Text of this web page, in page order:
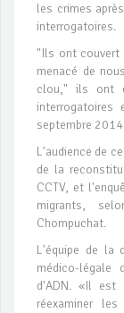
les crimes
interrogatoires.
"Ils ont couvert
menacé de
clou," ils ont
septembre
L'audience de
de la
CCTV, et
migrants,
Chompuchat.
L'équipe de la
médico-
d'ADN. «Il est
réexaminer